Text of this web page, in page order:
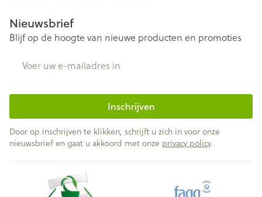
Nieuwsbrief
Blijf op de hoogte van nieuwe producten en promoties
Inschrijven
Door op inschrijven te klikken, schrijft u zich in voor onze
nieuwsbrief en gaat u akkoord met onze privacy policy.